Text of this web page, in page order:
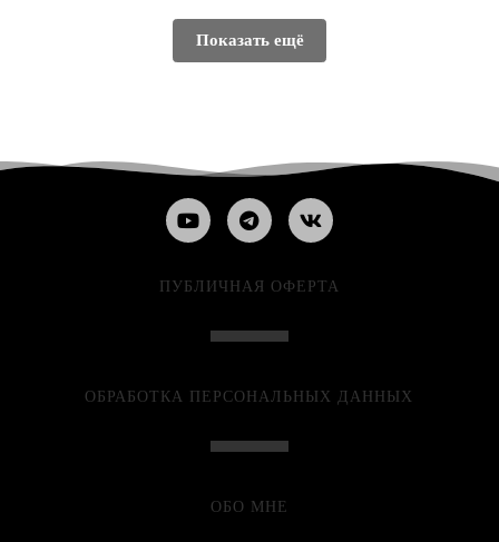
Показать ещё
ПУБЛИЧНАЯ ОФЕРТА
ОБРАБОТКА ПЕРСОНАЛЬНЫХ ДАННЫХ
ОБО МНЕ